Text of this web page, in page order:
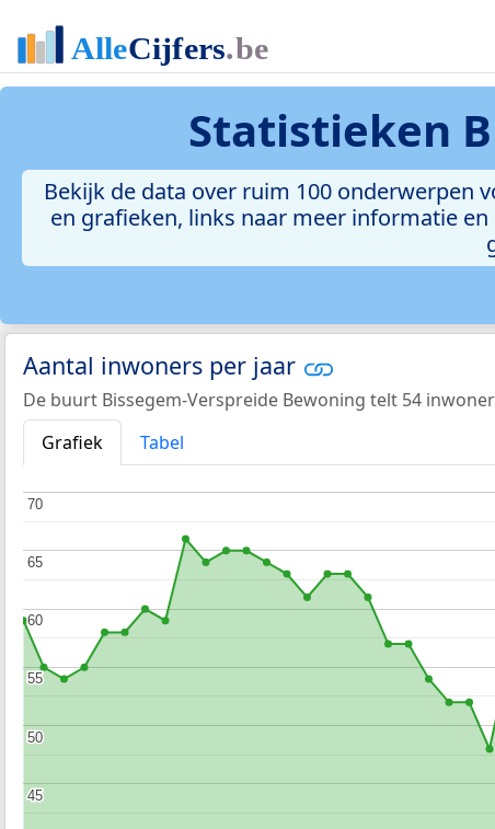
Statistieken
Bekijk de data over ruim 100 onderwerpen
en grafieken, links naar meer informatie
Aantal inwoners per jaar
De buurt Bissegem-Verspreide Bewoning telt 54
Grafiek
Tabel
45
45
50
50
55
55
60
60
65
65
70
70